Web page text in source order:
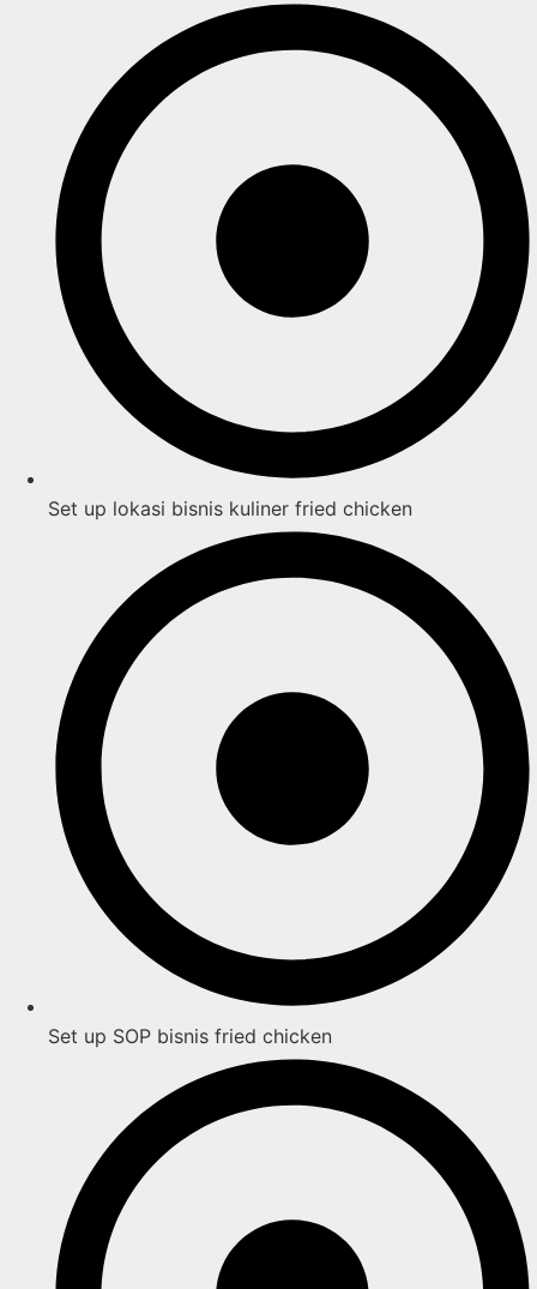
Set up lokasi bisnis kuliner fried chicken
Set up SOP bisnis fried chicken